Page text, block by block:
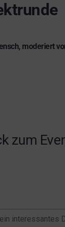
moderiert
zum